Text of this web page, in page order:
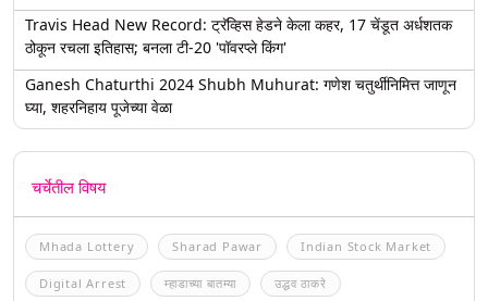
Travis Head New Record: ट्रॅव्हिस हेडने केला कहर, 17 चेंडूत अर्धशतक
ठोकून रचला इतिहास; बनला टी-20 'पॉवरप्ले किंग'
Ganesh Chaturthi 2024 Shubh Muhurat: गणेश चतुर्थीनिमित्त जाणून
घ्या, शहरनिहाय पूजेच्या वेळा
चर्चेतील विषय
Mhada Lottery Sharad Pawar Indian Stock Market
Digital Arrest म्हाडाच्या बातम्या उद्धव ठाकरे